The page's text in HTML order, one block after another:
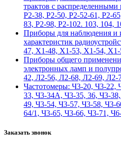
трактов с
Р2-38, Р2-50, Р2-52-61, Р2-
83, Р2-98, Р2-102. 103, 104,
Приборы для наблюдения и
характеристик
47, Х1-48, Х1-53, Х1-54, Х1-
Приборы общего
электронных ламп и
42, Л2-56, Л2-68, Л2-69, Л2-
Частотомеры: Ч3-20, Ч3-22,
33, Ч3-34А, Ч3-35, 36, Ч3-
49, Ч3-54, Ч3-57, Ч3-58, Ч3-
64/1, Ч3-65, Ч3-66, Ч3-71,
Заказать звонок